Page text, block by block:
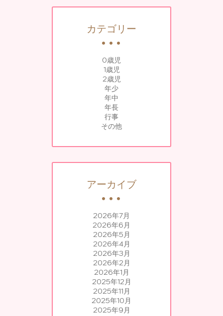
カテゴリー
0歳児
1歳児
2歳児
年少
年中
年長
行事
その他
アーカイブ
2026年7月
2026年6月
2026年5月
2026年4月
2026年3月
2026年2月
2026年1月
2025年12月
2025年11月
2025年10月
2025年9月